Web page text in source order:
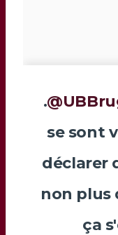
.
se sont
déclarer
non plus
ça